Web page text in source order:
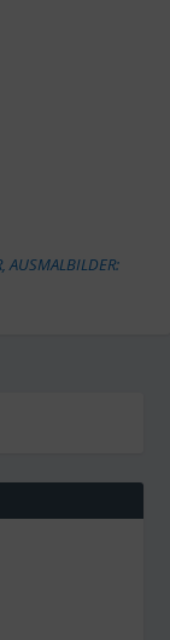
,AUSMALBILDER: